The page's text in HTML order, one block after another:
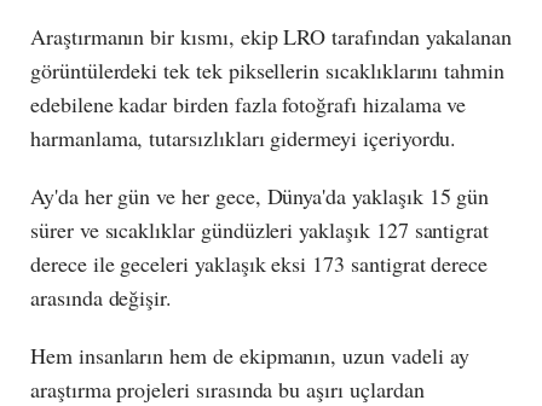
Araştırmanın bir kısmı, ekip LRO tarafından yakalanan
görüntülerdeki tek tek piksellerin sıcaklıklarını tahmin
edebilene kadar birden fazla fotoğrafı hizalama ve
harmanlama, tutarsızlıkları gidermeyi içeriyordu.
Ay'da her gün ve her gece, Dünya'da yaklaşık 15 gün
sürer ve sıcaklıklar gündüzleri yaklaşık 127 santigrat
derece ile geceleri yaklaşık eksi 173 santigrat derece
arasında değişir.
Hem insanların hem de ekipmanın, uzun vadeli ay
araştırma projeleri sırasında bu aşırı uçlardan